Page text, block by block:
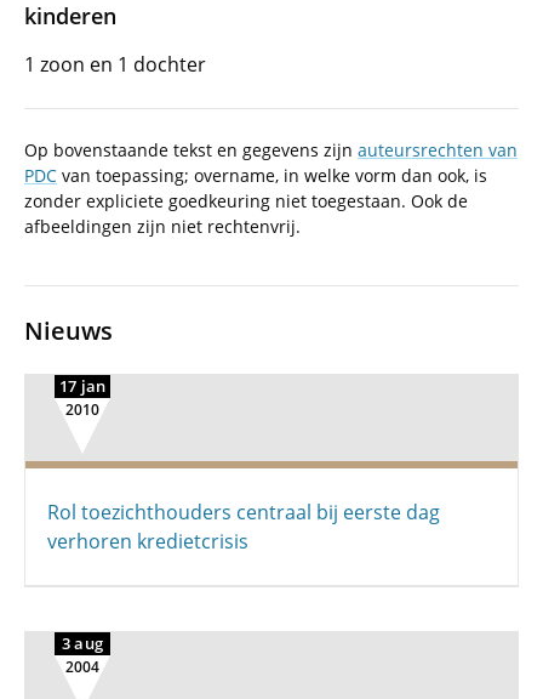
kinderen
1 zoon en 1 dochter
Op bovenstaande tekst en gegevens zijn auteursrechten van
PDC van toepassing; overname, in welke vorm dan ook, is
zonder expliciete goedkeuring niet toegestaan. Ook de
afbeeldingen zijn niet rechtenvrij.
Nieuws
17 jan
2010
Rol toezichthouders centraal bij eerste dag
verhoren kredietcrisis
3 aug
2004